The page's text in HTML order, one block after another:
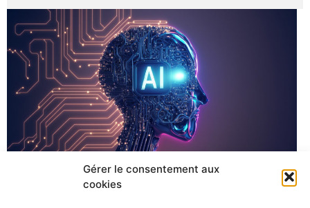
Gérer le consentement aux
cookies